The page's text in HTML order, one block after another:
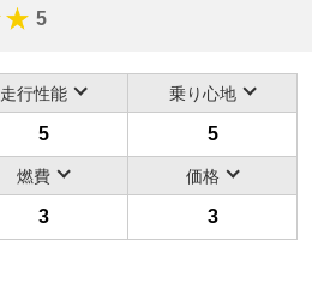
5
走行性能 乗り心地
5 5
燃費 価格
3 3